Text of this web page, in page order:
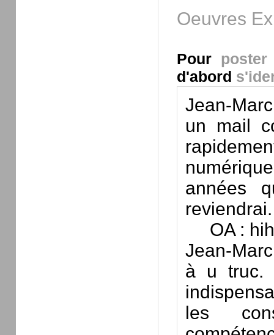
Oeuvres
Pour poster
d'abord
Jean-
un mail
années
reviendrai.
OA :
Jean-
à u truc.
les